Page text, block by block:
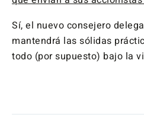
Sí, el nuevo consejero
mantendrá las sólidas
todo (por supuesto) bajo la